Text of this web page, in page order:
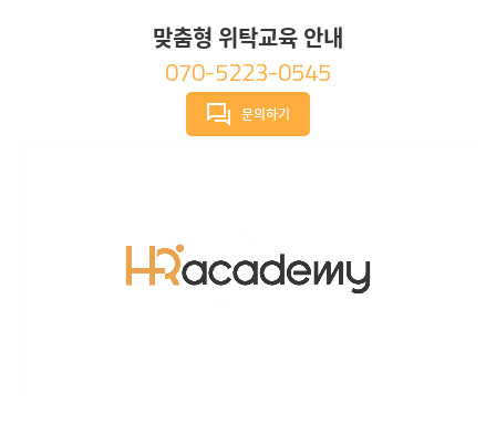
맞춤형 위탁교육 안내
070-5223-0545
문의하기